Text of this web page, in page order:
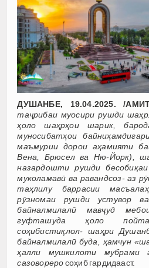
ДУШАНБЕ, 19.04.2025. /
таҷрибаи муосири рушди
ҳоло шаҳрҳои шарик,
муносибатҳои
маъмурии дорои аҳамияти
Вена, Брюсел ва Ню-Йорк),
назардошти рушди
муколамавӣ ва равандсоз- аз
таҳлилу баррасии
рӯзномаи рушди устувор
байналмилалӣ мавҷуд
гуфташуда ҳоло
соҳибистиқлол- шаҳри
байналмилалӣ буда, ҳамчун «
ҳалли мушкилоти мубрами
сазовореросоҳиб гардидааст.